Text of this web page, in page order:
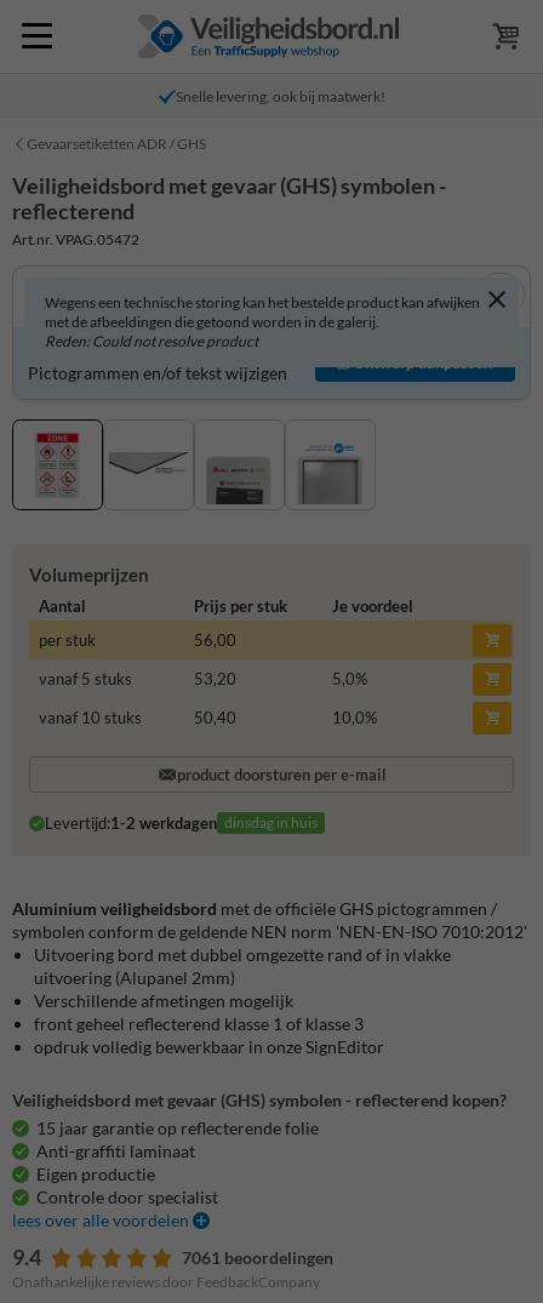
Snelle levering, ook bij maatwerk!
Gevaarsetiketten ADR / GHS
Veiligheidsbord met gevaar (GHS) symbolen -
reflecterend
Art.nr. VPAG.05472
Wegens een technische storing kan het bestelde product kan afwijken
met de afbeeldingen die getoond worden in de galerij.
Reden: Could not resolve product
Veiligheidsbord zelf aanpassen?
Pictogrammen en/of tekst wijzigen
Ontwerp aanpassen
Volumeprijzen
Aantal Prijs per stuk
Je voordeel
per stuk
56,00
vanaf 5 stuks
53,20 5,0%
vanaf 10 stuks
50,40 10,0%
product doorsturen per e-mail
Levertijd:1-2 werkdagen dinsdag in huis
Aluminium veiligheidsbord met de officiële GHS pictogrammen /
symbolen conform de geldende NEN norm 'NEN-EN-ISO 7010:2012'
Uitvoering bord met dubbel omgezette rand of in vlakke
uitvoering (Alupanel 2mm)
Verschillende afmetingen mogelijk
front geheel reflecterend klasse 1 of klasse 3
opdruk volledig bewerkbaar in onze SignEditor
Veiligheidsbord met gevaar (GHS) symbolen - reflecterend kopen?
15 jaar garantie op reflecterende folie
Anti-graffiti laminaat
Eigen productie
Controle door specialist
lees over alle voordelen
9.4 7061 beoordelingen
Onafhankelijke reviews door FeedbackCompany